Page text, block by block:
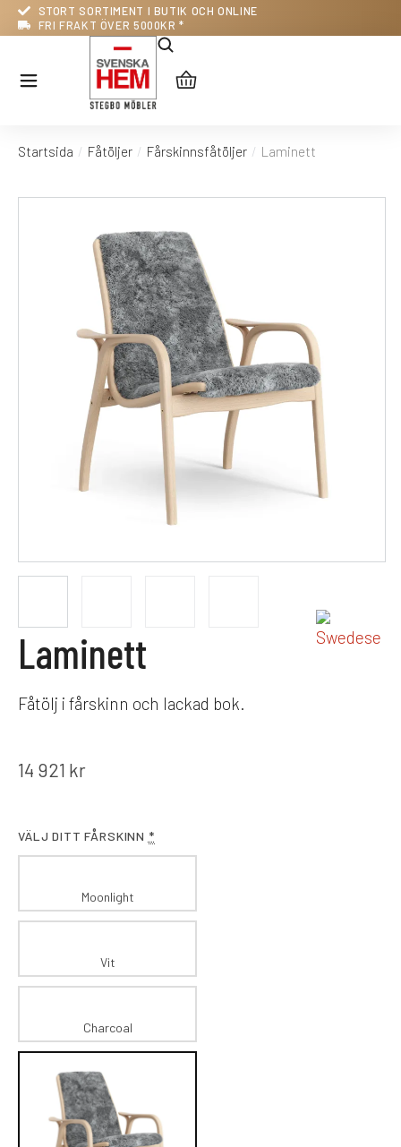
STORT SORTIMENT I BUTIK OCH ONLINE
FRI FRAKT ÖVER 5000KR *
Du är här:
Startsida Fåtöljer Fårskinnsfåtöljer Laminett
Laminett
Fåtölj i fårskinn och lackad bok.
14 921 kr
VÄLJ DITT FÅRSKINN *
Moonlight
Vit
Charcoal